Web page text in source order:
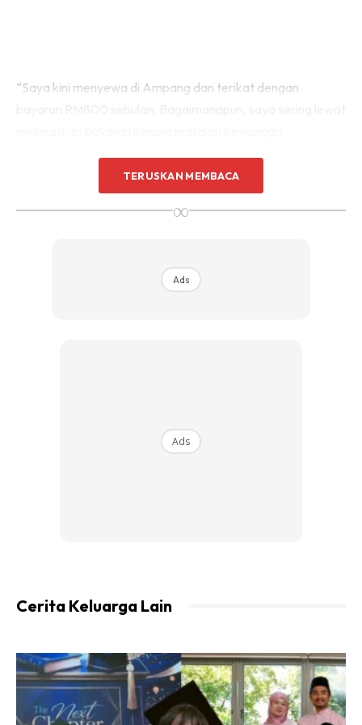
“Saya kini menyewa di Ampang dan terikat dengan
“Saya tidak mempunyai pendapatan tetap, selain tawaran
menyanyi yang semakin berkurangan. Sebelum ini, saya
pernah memohon bantuan perumahan PPR, tetapi ditolak
“Alhamdulillah, status OKU ini melayakkan saya untuk
TERUSKAN MEMBACA
∞
Ads
Ads
Cerita Keluarga Lain